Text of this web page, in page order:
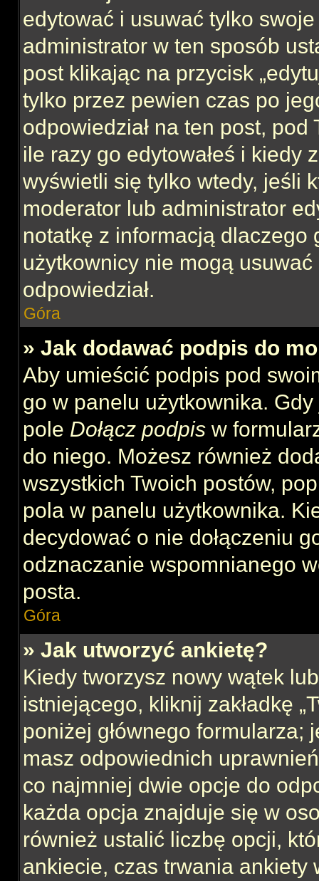
edytować i usuwać tylko
administrator w ten sposób
post klikając na przycisk
tylko przez pewien czas po
odpowiedział na ten post,
ile razy go edytowałeś i kiedy
wyświetli się tylko wtedy, jeśli
moderator lub administrator
notatkę z informacją
użytkownicy nie mogą
odpowiedział.
Góra
» Jak dodawać podpis do
Aby umieścić podpis pod
go w panelu użytkownika.
pole Dołącz podpis w
do niego. Możesz również
wszystkich Twoich postów,
pola w panelu użytkownika.
decydować o nie dołączeniu
odznaczanie wspomnianego
posta.
Góra
» Jak utworzyć ankietę?
Kiedy tworzysz nowy wątek
istniejącego, kliknij zakładkę
poniżej głównego formularza;
masz odpowiednich
co najmniej dwie opcje do
każda opcja znajduje się w
również ustalić liczbę opcji,
ankiecie, czas trwania ankiety